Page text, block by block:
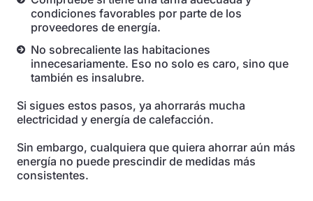
condiciones favorables por parte de los
proveedores de energía.
No sobrecaliente las habitaciones
innecesariamente. Eso no solo es caro, sino que
también es insalubre.
Si sigues estos pasos, ya ahorrarás mucha
electricidad y energía de calefacción.
Sin embargo, cualquiera que quiera ahorrar aún más
energía no puede prescindir de medidas más
consistentes.